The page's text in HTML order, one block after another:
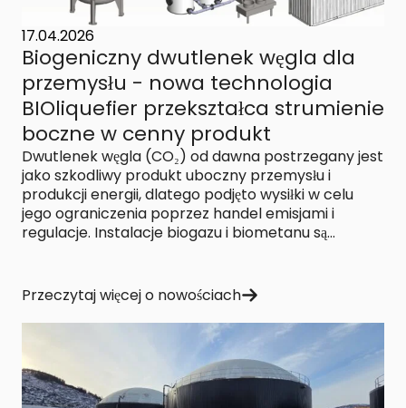
17.04.2026
Biogeniczny dwutlenek węgla dla
przemysłu - nowa technologia
BIOliquefier przekształca strumienie
boczne w cenny produkt
Dwutlenek węgla (CO₂) od dawna postrzegany jest
jako szkodliwy produkt uboczny przemysłu i
produkcji energii, dlatego podjęto wysiłki w celu
jego ograniczenia poprzez handel emisjami i
regulacje. Instalacje biogazu i biometanu są...
Przeczytaj więcej o nowościach